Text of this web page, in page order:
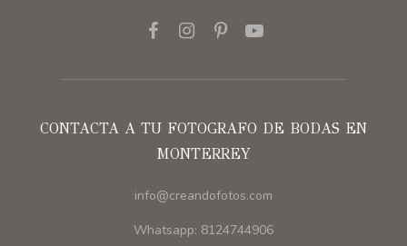
CONTACTA A TU FOTOGRAFO DE BODAS EN
MONTERREY
info@creandofotos.com
Whatsapp: 8124744906